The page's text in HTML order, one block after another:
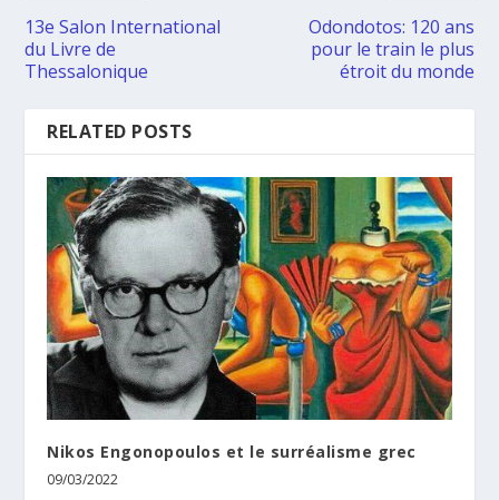
13e Salon International
du Livre de
Thessalonique
Odondotos: 120 ans
pour le train le plus
étroit du monde
RELATED POSTS
Nikos Engonopoulos et le surréalisme grec
09/03/2022